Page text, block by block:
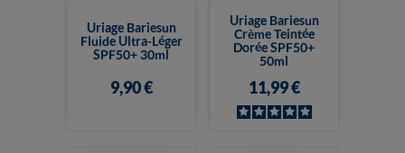
Uriage Bariesun
Fluide Ultra-Léger
SPF50+ 30ml
9,90 €
Uriage Bariesun
Crème Teintée
Dorée SPF50+
50ml
11,99 €